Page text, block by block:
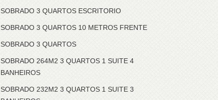
SOBRADO 3 QUARTOS ESCRITORIO
SOBRADO 3 QUARTOS 10 METROS FRENTE
SOBRADO 3 QUARTOS
SOBRADO 264M2 3 QUARTOS 1 SUITE 4
BANHEIROS
SOBRADO 232M2 3 QUARTOS 1 SUITE 3